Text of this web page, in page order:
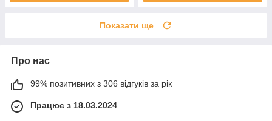
Показати ще
Про нас
99% позитивних з 306 відгуків за рік
Працює з 18.03.2024